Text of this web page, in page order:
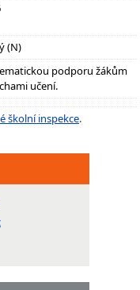
(N)
podporu žákům
učení.
školní inspekce.